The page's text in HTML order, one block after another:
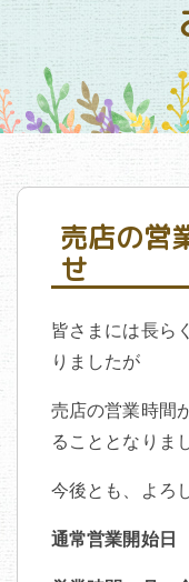
売店の営
せ
皆さまには長ら
りましたが
売店の営業時間
ることとなりま
今後とも、よろ
通常営業開始日